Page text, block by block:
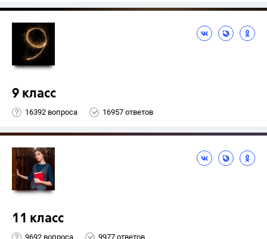
9 класс
16392 вопроса 16957 ответов
11 класс
9692 вопроса 9977 ответов